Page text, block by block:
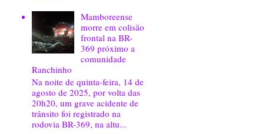
Mamboreense
morre em colisão
frontal na BR-
369 próximo a
comunidade
Ranchinho
Na noite de quinta-feira, 14 de
agosto de 2025, por volta das
20h20, um grave acidente de
trânsito foi registrado na
rodovia BR-369, na altu...